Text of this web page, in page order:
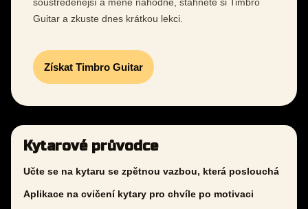
soustředěnější a méně náhodné, stáhněte si Timbro
Guitar a zkuste dnes krátkou lekci.
Získat Timbro Guitar
Kytarové průvodce
Učte se na kytaru se zpětnou vazbou, která poslouchá
Aplikace na cvičení kytary pro chvíle po motivaci